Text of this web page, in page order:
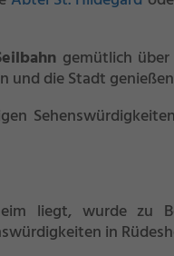
gemütlich
und die Stadt
liegt, wurde zu
in